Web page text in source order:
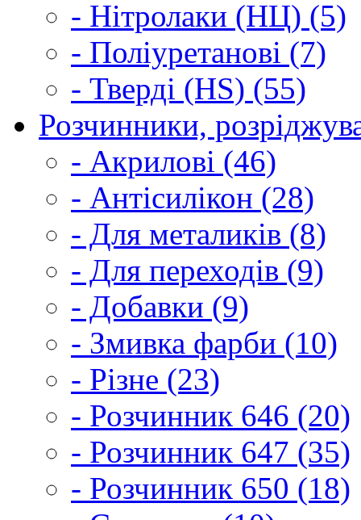
- Нітролаки (НЦ) (5)
- Поліуретанові (7)
- Тверді (HS) (55)
Розчинники,
- Акрилові (46)
- Антісилікон (28)
- Для металиків (8)
- Для переходів (9)
- Добавки (9)
- Змивка фарби (10)
- Різне (23)
- Розчинник 646 (20)
- Розчинник 647 (35)
- Розчинник 650 (18)